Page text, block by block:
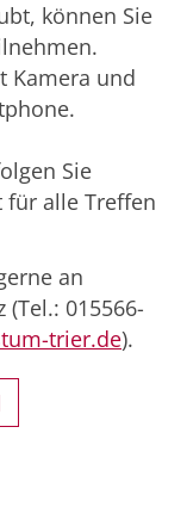
können Sie
Kamera und
Sie
für alle Treffen
an
015566-
trier.de).